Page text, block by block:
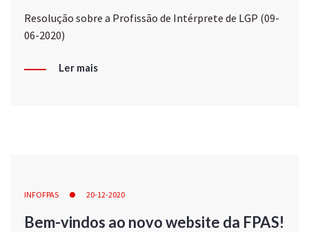
Resolução sobre a Profissão de Intérprete de LGP (09-
06-2020)
Ler mais
INFOFPAS 20-12-2020
Bem-vindos ao novo website da FPAS!